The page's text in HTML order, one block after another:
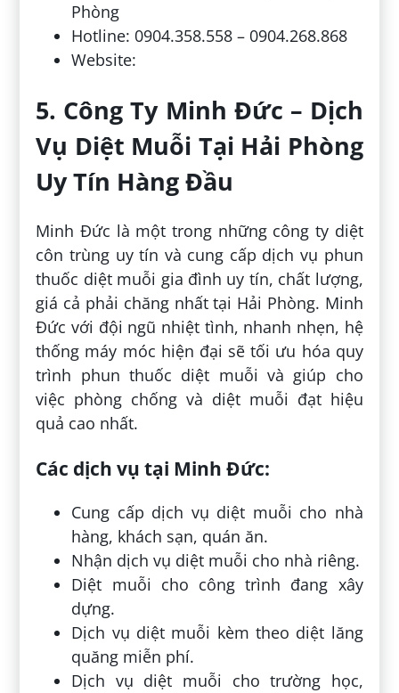
Phòng
Hotline: 0904.358.558 – 0904.268.868
Website:
5. Công Ty Minh Đức – Dịch
Vụ Diệt Muỗi Tại Hải Phòng
Uy Tín Hàng Đầu
Minh Đức là một trong những công ty diệt
côn trùng uy tín và cung cấp dịch vụ phun
thuốc diệt muỗi gia đình uy tín, chất lượng,
giá cả phải chăng nhất tại Hải Phòng. Minh
Đức với đội ngũ nhiệt tình, nhanh nhẹn, hệ
thống máy móc hiện đại sẽ tối ưu hóa quy
trình phun thuốc diệt muỗi và giúp cho
việc phòng chống và diệt muỗi đạt hiệu
quả cao nhất.
Các dịch vụ tại Minh Đức:
Cung cấp dịch vụ diệt muỗi cho nhà
hàng, khách sạn, quán ăn.
Nhận dịch vụ diệt muỗi cho nhà riêng.
Diệt muỗi cho công trình đang xây
dựng.
Dịch vụ diệt muỗi kèm theo diệt lăng
quăng miễn phí.
Dịch vụ diệt muỗi cho trường học,